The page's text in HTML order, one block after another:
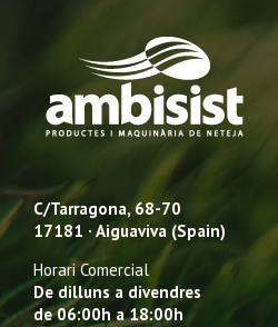
C/Tarragona, 68-70
17181 · Aiguaviva (Spain)
Horari Comercial
De dilluns a divendres
de 06:00h a 18:00h